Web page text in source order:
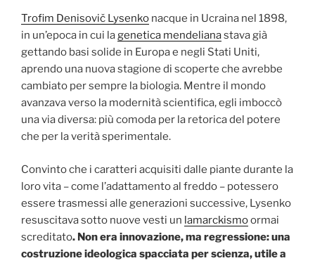
Trofim Denisovič Lysenko nacque in Ucraina nel 1898,
in un’epoca in cui lagenetica mendelianastava già
gettando basi solide in Europa e negli Stati Uniti,
aprendo una nuova stagione di scoperte che avrebbe
cambiato per sempre la biologia. Mentre il mondo
avanzava verso la modernità scientifica, egli imboccò
una via diversa: più comoda per la retorica del potere
che per la verità sperimentale.
Convinto che i caratteri acquisiti dalle piante durante la
loro vita – come l’adattamento al freddo – potessero
essere trasmessi alle generazioni successive, Lysenko
resuscitava sotto nuove vesti un lamarckismoormai
screditato. Non era innovazione, ma regressione: una
costruzione ideologica spacciata per scienza, utile a